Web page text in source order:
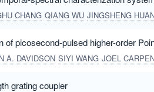
CHANG QIANG WU JINGSHENG
of picosecond-pulsed higher-order
A. DAVIDSON SIYI WANG JOEL
grating coupler